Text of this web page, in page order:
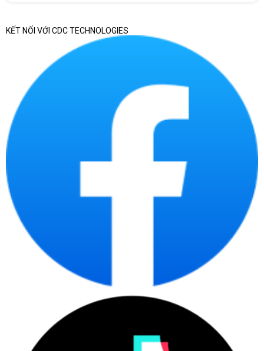
2. ĐẶC ĐIỂM/ƯU ĐIỂM NỔI BẬT CỦA LAPTOP HP Omen
Cấu hình mạnh mẽ
HP Omen được trang bị CPU Intel Core i7 hoặc AMD Ryzen 7, GPU
DDR4 16-32GB, SSD PCIe NVMe 512GB trở lên. Với cấu hình
khủng và hiệu năng vượt trội này, HP Omen có thể xử lý các tựa
Thiết kế đẹp mắt
HP Omen có thiết kế vuông vắn, mạnh mẽ và tinh tế với vỏ máy
được làm tự nhựa cao cấp giúp đem tới sự bền bỉ, chắc chắn nhưng
mềm mại, dẻo dai. Máy thường có kích thước không quá lớn và
trọng lượng chỉ từ 2.3Kg vẫn đem tới sự gọn nhẹ, dễ dàng di
KẾT NỐI VỚI CDC TECHNOLOGIES